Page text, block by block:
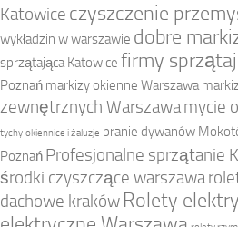
Katowice czyszczenie
wykładzin w warszawie dobre
sprzątająca Katowice firmy
Poznań markizy okienne Warszawa
zewnętrznych Warszawamycie
tychy okiennice i żaluzje pranie dywanów
Poznań Profesjonalne sprzątanie
środki czyszczące warszawa
dachowe kraków Rolety